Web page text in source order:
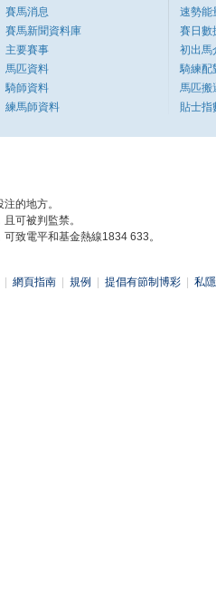
賽馬消息
賽馬新聞資料庫
主要賽事
馬匹資料
騎師資料
練馬師資料
速勢能
賽日數
初出馬
騎練配
馬匹搬
貼士指
的地方。
可被判監禁。
致電平和基金熱線1834 633。
網頁指南 規例 提倡有節制博彩 私